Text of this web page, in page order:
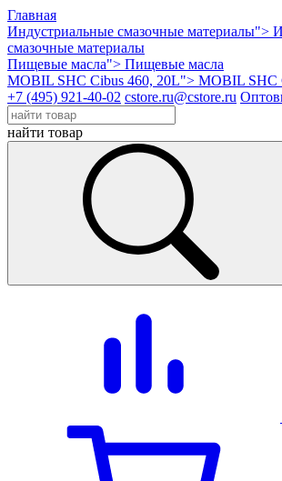
Главная
Индустриальные смазочные материалы">
смазочные материалы
Пищевые масла"> Пищевые масла
MOBIL SHC Cibus 460, 20L"> MOBIL SHC
+7 (495) 921-40-02 cstore.ru@cstore.ru
найти товар